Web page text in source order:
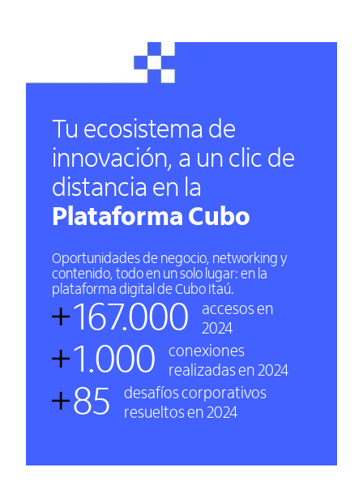
Tu ecosistema de
innovación, a un clic de
distancia en la
Plataforma Cubo
Oportunidades de negocio, networking y
contenido, todo en un solo lugar: en la
plataforma digital de Cubo Itaú.
167.000
accesos en
2024
1.000
conexiones
realizadas en 2024
85
desafíos corporativos
resueltos en 2024